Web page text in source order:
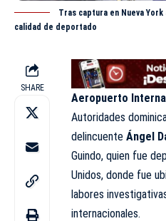
Tras captura en Nueva
calidad de deportado
SHARE
Aeropuerto
Autoridades
delincuente Ángel
Guindo, quien fue
Unidos, donde fue
labores
internacionales.